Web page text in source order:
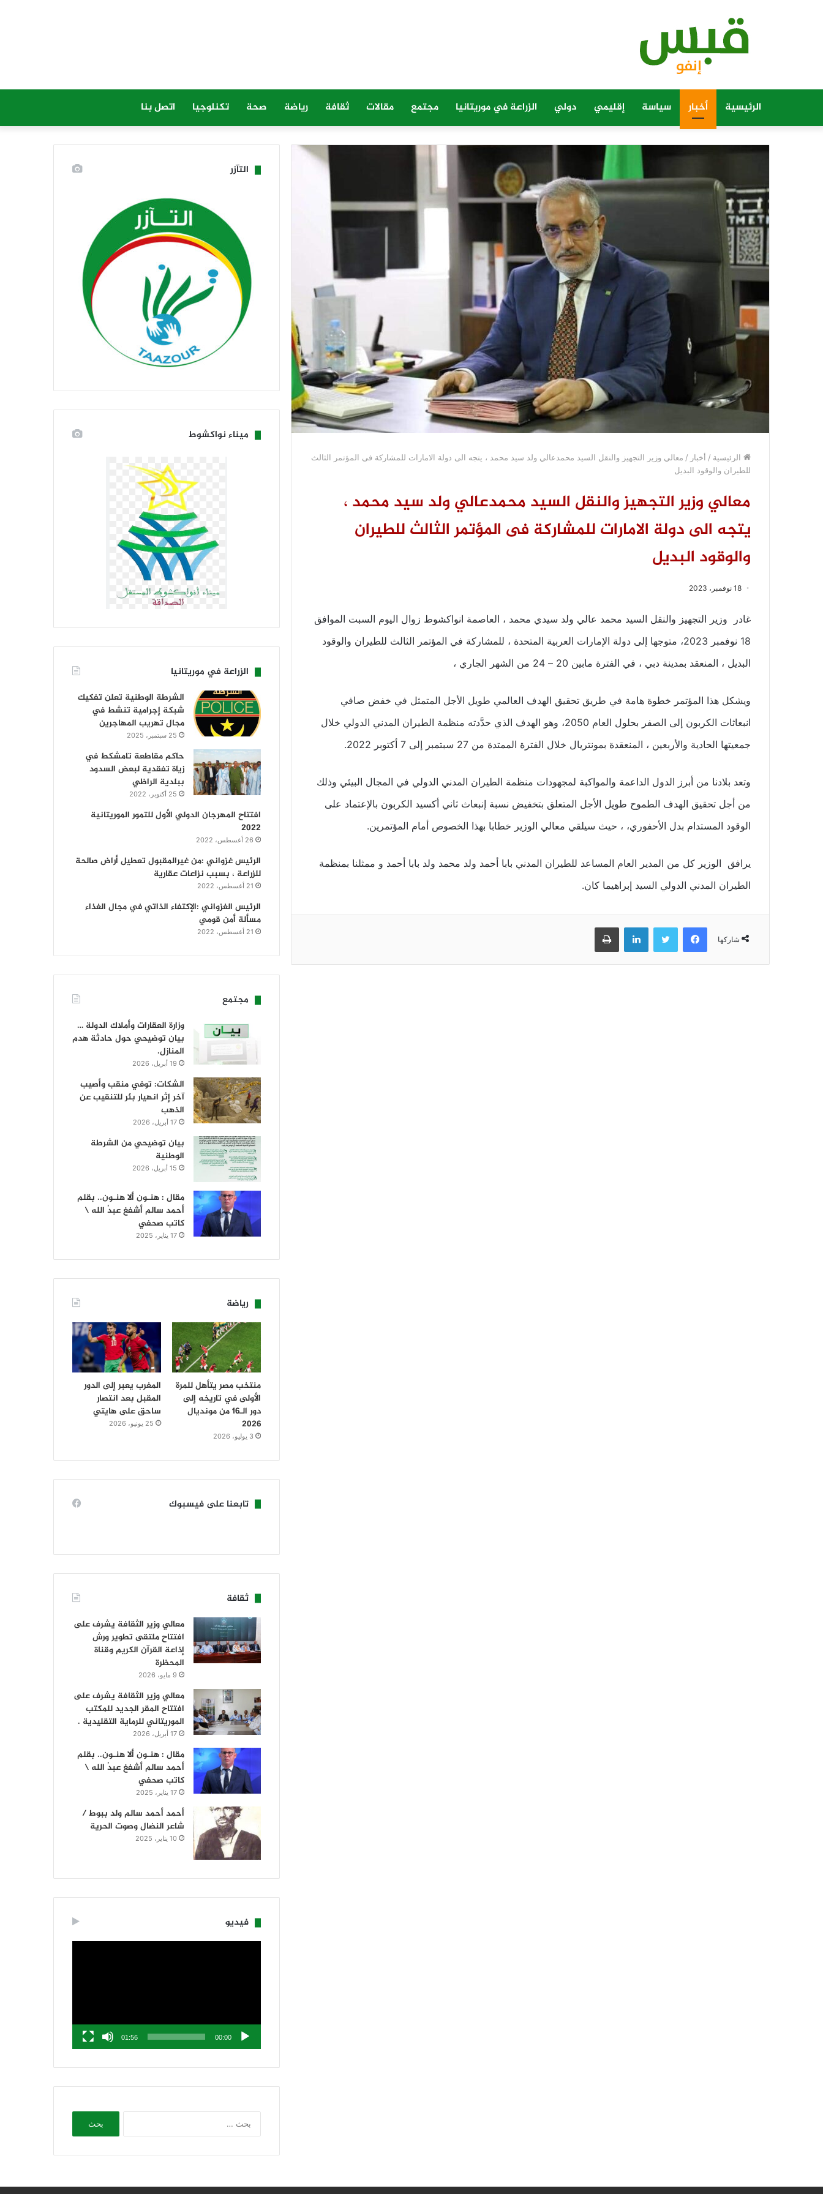
الرئيسية أخبار سياسة إقليمي دولي الزراعة في موريتانيا مجتمع مقالات ثقافة رياضة صحة تكنلوجيا اتصل بنا
الرئيسية / أخبار / معالي وزير التجهيز والنقل السيد محمدعالي ولد سيد محمد ، يتجه الى دولة الامارات للمشاركة فى المؤتمر الثالث
للطيران والوقود البديل
معالي وزير التجهيز والنقل السيد محمدعالي ولد سيد محمد ،
يتجه الى دولة الامارات للمشاركة فى المؤتمر الثالث للطيران
والوقود البديل
18 نوفمبر، 2023
غادر وزير التجهيز والنقل السيد محمد عالي ولد سيدي محمد ، العاصمة انواكشوط زوال اليوم السبت الموافق
18 نوفمبر 2023، متوجها إلى دولة الإمارات العربية المتحدة ، للمشاركة في المؤتمر الثالث للطيران والوقود
البديل ، المنعقد بمدينة دبي ، في الفترة مابين 20 – 24 من الشهر الجاري ،
ويشكل هذا المؤتمر خطوة هامة في طريق تحقيق الهدف العالمي طويل الأجل المتمثل في خفض صافي
انبعاثات الكربون إلى الصفر بحلول العام 2050، وهو الهدف الذي حدَّدته منظمة الطيران المدني الدولي خلال
جمعيتها الحادية والأربعين ، المنعقدة بمونتريال خلال الفترة الممتدة من 27 سبتمبر إلى 7 أكتوبر 2022.
وتعد بلادنا من أبرز الدول الداعمة والمواكبة لمجهودات منظمة الطيران المدني الدولي في المجال البيئي وذلك
من أجل تحقيق الهدف الطموح طويل الأجل المتعلق بتخفيض نسبة إنبعاث ثاني أكسيد الكربون بالإعتماد على
الوقود المستدام بدل الأحفوري، ، حيث سيلقي معالي الوزير خطابا بهذا الخصوص أمام المؤتمرين.
يرافق الوزير كل من المدير العام المساعد للطيران المدني بابا أحمد ولد محمد ولد بابا أحمد و ممثلنا بمنظمة
الطيران المدني الدولي السيد إبراهيما كان.
شاركها
فيسبوك تويتر لينكدإن طباعة
التآزر
ميناء نواكشوط
الزراعة في موريتانيا
الشرطة الوطنية تعلن تفكيك
شبكة إجرامية تنشط في
مجال تهريب المهاجرين
25 سبتمبر، 2025
حاكم مقاطعة تامشكط في
زياة تفقدية لبعض السدود
ببلدية الراظي
25 أكتوبر، 2022
افتتاح المهرجان الدولي الأول للتمور الموريتانية
2022
26 أغسطس، 2022
الرئيس غزواني :من غيرالمقبول تعطيل أراض صالحة
للزراعة ، بسبب نزاعات عقارية
21 أغسطس، 2022
الرئيس الغزواني :الإكتفاء الذاتي في مجال الغذاء
مسألة أمن قومي
21 أغسطس، 2022
مجتمع
وزارة العقارات وأملاك الدولة …
بيان توضيحي حول حادثة هدم
المنازل.
19 أبريل، 2026
الشكات: توفي منقب وأصيب
آخر إثر انهيار بئر للتنقيب عن
الذهب
17 أبريل، 2026
بيان توضيحي من الشرطة
الوطنية
15 أبريل، 2026
مقال : هنـون ألا هنـون.. بقلم
أحمد سالم أشفغ عبدُ الله \
كاتب صحفي
17 يناير، 2025
رياضة
منتخب مصر يتأهل للمرة
الأولى في تاريخه إلى
دور الـ16 من مونديال
2026
3 يوليو، 2026
المغرب يعبر إلى الدور
المقبل بعد انتصار
ساحق على هايتي
25 يونيو، 2026
تابعنا على فيسبوك
ثقافة
معالي وزير الثقافة يشرف على
افتتاح ملتقى تطوير ورش
إذاعة القرآن الكريم وقناة
المحظرة
9 مايو، 2026
معالي وزير الثقافة يشرف على
افتتاح المقر الجديد للمكتب
الموريتاني للرماية التقليدية .
17 أبريل، 2026
مقال : هنـون ألا هنـون.. بقلم
أحمد سالم أشفغ عبدُ الله \
كاتب صحفي
17 يناير، 2025
أحمد أحمد سالم ولد ببوط /
شاعر النضال وصوت الحرية
10 يناير، 2025
فيديو
00:00
01:56